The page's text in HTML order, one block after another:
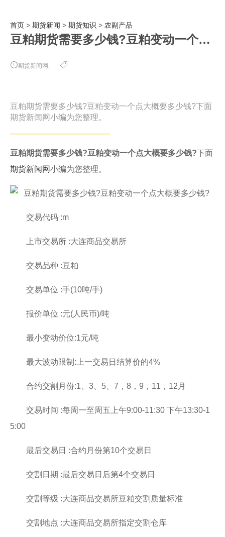
首页 > 期货新闻 > 期货知识 > 农副产品
豆粕期货需要多少钱?豆粕变动一个点大概要多少钱?
期货新闻网.
豆粕期货需要多少钱?豆粕变动一个点大概要多少钱?下面
期货新闻网小编为您整理。
豆粕期货需要多少钱?豆粕变动一个点大概要多少钱?下面
期货新闻网小编为您整理。
交易代码 :m
上市交易所 :大连商品交易所
交易品种 :豆粕
交易单位 :手(10吨/手)
报价单位 :元(人民币)/吨
最小变动价位:1元/吨
最大波动限制:上一交易日结算价的4%
合约交割月份:1、3、5、7，8，9，11，12月
交易时间 :每周一至周五上午9:00-11:30 下午13:30-1
5:00
最后交易日 :合约月份第10个交易日
交割日期 :最后交易日后第4个交易日
交割等级 :大连商品交易所豆粕交割质量标准
交割地点 :大连商品交易所指定交割仓库